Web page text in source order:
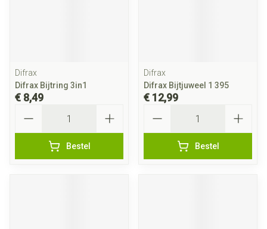
Difrax
Difrax Bijtring 3in1
€ 8,49
Bestel
Difrax
Difrax Bijtjuweel 1 395
€ 12,99
Bestel